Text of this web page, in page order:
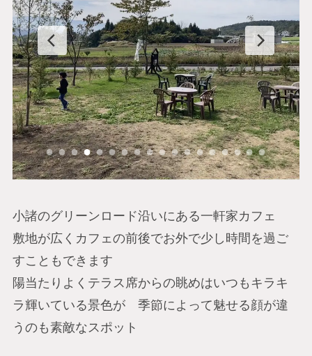
小諸のグリーンロード沿いにある一軒家カフェ
敷地が広くカフェの前後でお外で少し時間を過ご
すこともできます
陽当たりよくテラス席からの眺めはいつもキラキ
ラ輝いている景色が 季節によって魅せる顔が違
うのも素敵なスポット